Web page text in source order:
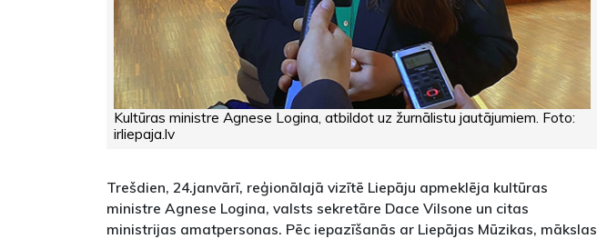
Kultūras ministre Agnese Logina, atbildot uz žurnālistu jautājumiem. Foto:
irliepaja.lv
Trešdien, 24.janvārī, reģionālajā vizītē Liepāju apmeklēja kultūras
ministre Agnese Logina, valsts sekretāre Dace Vilsone un citas
ministrijas amatpersonas. Pēc iepazīšanās ar Liepājas Mūzikas, mākslas